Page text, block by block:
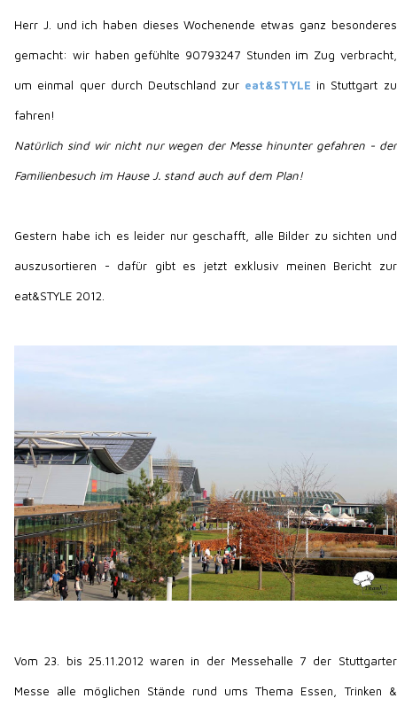
Herr J. und ich haben dieses Wochenende etwas ganz besonderes
gemacht: wir haben gefühlte 90793247 Stunden im Zug verbracht,
um einmal quer durch Deutschland zur eat&STYLE in Stuttgart zu
fahren!
Natürlich sind wir nicht nur wegen der Messe hinunter gefahren - der
Familienbesuch im Hause J. stand auch auf dem Plan!
Gestern habe ich es leider nur geschafft, alle Bilder zu sichten und
auszusortieren - dafür gibt es jetzt exklusiv meinen Bericht zur
eat&STYLE 2012.
Vom 23. bis 25.11.2012 waren in der Messehalle 7 der Stuttgarter
Messe alle möglichen Stände rund ums Thema Essen, Trinken &